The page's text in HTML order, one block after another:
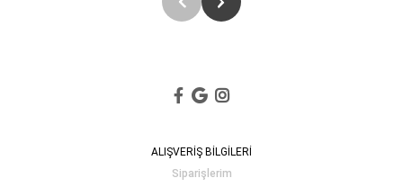
ALIŞVERİŞ BİLGİLERİ
Siparişlerim